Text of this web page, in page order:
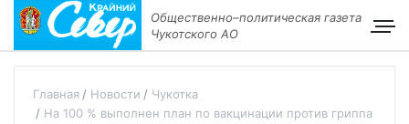
Общественно–политическая газета
Чукотского АО
Главная Новости
Чукотка
На 100 % выполнен план по вакцинации против гриппа